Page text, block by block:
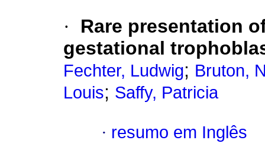
·
Rare presentation
gestational
Fechter, Ludwig; Bruton,
Louis; Saffy, Patricia
· resumo em Inglês